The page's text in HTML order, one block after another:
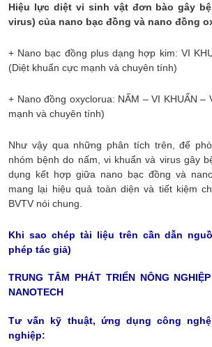
Hiệu lực diệt vi sinh vật đơn bào gây
virus) của nano bạc đồng và nano đồng
+ Nano bạc đồng plus dạng hợp kim: VI
(Diệt khuẩn cực mạnh và chuyên tính)
+ Nano đồng oxyclorua: NẤM – VI KHUẨN –
mạnh và chuyên tính)
Như vậy qua những phân tích trên, để
nhóm bệnh do nấm, vi khuẩn và virus gây
dụng kết hợp giữa nano bạc đồng và
mang lại hiệu quả toàn diện và tiết kiệm
BVTV nói chung.
Khi sao chép tài liệu trên cần dẫn
phép tác giả)
TRUNG TÂM PHÁT TRIỂN NÔNG
NANOTECH
Tư vấn kỹ thuật, ứng dụng công
nghiệp: